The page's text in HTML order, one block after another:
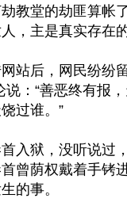
教堂的劫匪算帐
，主是真实存在的
站后，网民纷纷
说：“善恶终有报
过谁。”
入狱，没听说过
曾荫权戴着手铐
的事。